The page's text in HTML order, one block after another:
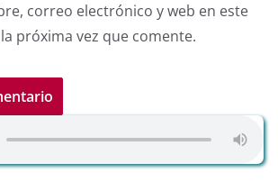
correo electrónico y web en este
próxima vez que comente.